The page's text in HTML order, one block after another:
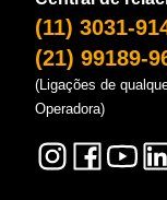
(11) 3031-
(21) 99189-
(Ligações de
Operadora)